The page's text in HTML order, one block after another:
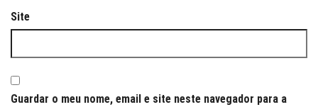
Site
Guardar o meu nome, email e site neste navegador para a